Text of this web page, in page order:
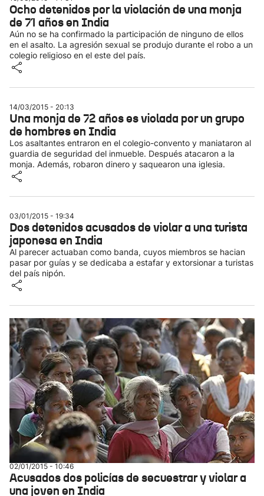
Ocho detenidos por la violación de una monja
de 71 años en India
Aún no se ha confirmado la participación de ninguno de ellos
en el asalto. La agresión sexual se produjo durante el robo a un
colegio religioso en el este del país.
14/03/2015 - 20:13
Una monja de 72 años es violada por un grupo
de hombres en India
Los asaltantes entraron en el colegio-convento y maniataron al
guardia de seguridad del inmueble. Después atacaron a la
monja. Además, robaron dinero y saquearon una iglesia.
03/01/2015 - 19:34
Dos detenidos acusados de violar a una turista
japonesa en India
Al parecer actuaban como banda, cuyos miembros se hacian
pasar por guías y se dedicaba a estafar y extorsionar a turistas
del país nipón.
02/01/2015 - 10:46
Acusados dos policías de secuestrar y violar a
una joven en India